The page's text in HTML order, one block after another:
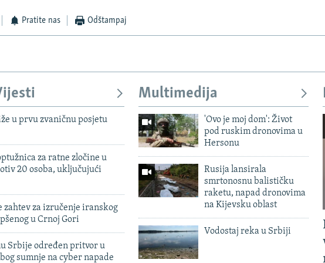
Pratite nas Odštampaj
u prvu zvaničnu posjetu
za ratne zločine u
20 osoba, uključujući
zahtev za izručenje iranskog
u Crnoj Gori
Srbije određen pritvor u
sumnje na cyber napade
Multimedija
'Ovo je moj dom': Život
pod ruskim dronovima u
Hersonu
Rusija lansirala
smrtonosnu balističku
raketu, napad dronovima
na Kijevsku oblast
Vodostaj reka u Srbiji